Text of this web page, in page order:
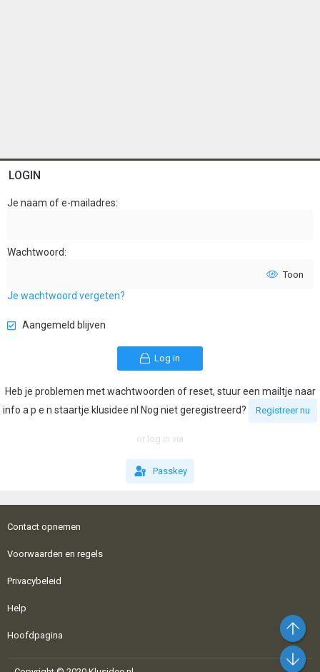
LOGIN
Je naam of e-mailadres
Wachtwoord
Toon
Je wachtwoord vergeten?
Aangemeld blijven
Log in
Heb je problemen met wachtwoorden of reset, stuur een mailtje naar
info a p e n staartje klusidee nl Nog niet geregistreerd?
Registreer nu
or log in via
Passkey
Contact opnemen
Voorwaarden en regels
Privacybeleid
Help
Hoofdpagina